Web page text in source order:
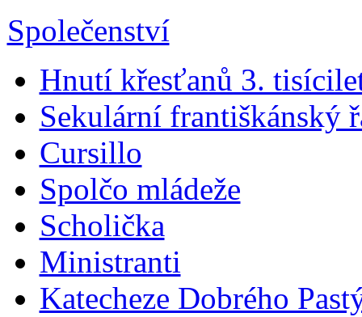
Společenství
Hnutí křesťanů 3.
Sekulární františkánský
Cursillo
Spolčo mládeže
Scholička
Ministranti
Katecheze Dobrého